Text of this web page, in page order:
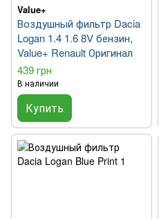
Value+
Воздушный фильтр Dacia
Logan 1.4 1.6 8V бензин,
Value+ Renault Оригинал
439 грн
В наличии
Купить